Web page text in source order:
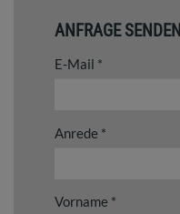
ANFRAGE SENDEN
E-Mail
Anrede
Vorname